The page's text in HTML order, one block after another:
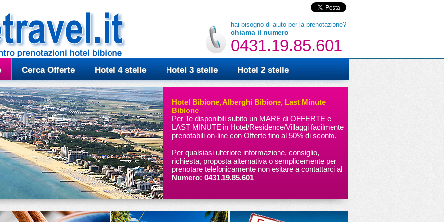
hai bisogno di aiuto per la prenotazione?
chiama il numero
0431.19.85.601
Cerca Offerte Hotel 4 stelle Hotel 3 stelle Hotel 2 stelle
Hotel Bibione, Alberghi Bibione, Last Minute
Bibione
Per Te disponibili subito un MARE di OFFERTE e
LAST MINUTE in Hotel/Residence/Villaggi facilmente
prenotabili on-line con Offerte fino al 50% di sconto.
Per qualsiasi ulteriore informazione, consiglio,
richiesta, proposta alternativa o semplicemente per
prenotare telefonicamente non esitare a contattarci al
Numero: 0431.19.85.601